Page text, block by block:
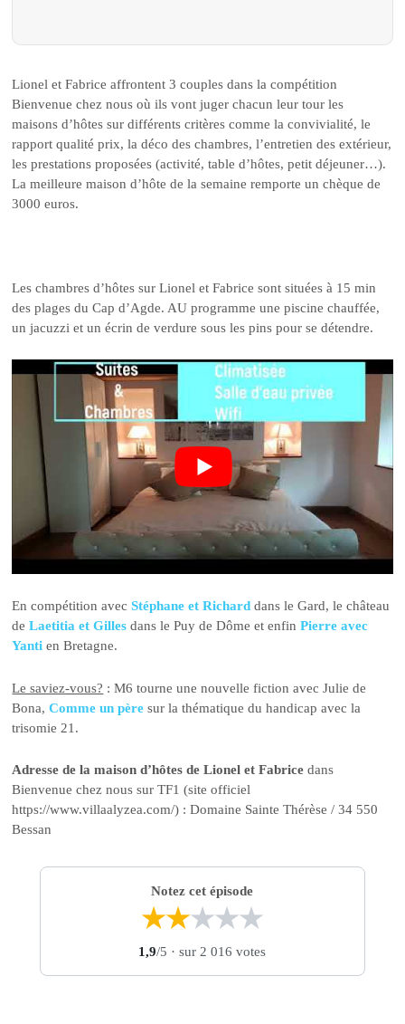
Lionel et Fabrice affrontent 3 couples dans la compétition
Bienvenue chez nous où ils vont juger chacun leur tour les
maisons d’hôtes sur différents critères comme la convivialité, le
rapport qualité prix, la déco des chambres, l’entretien des extérieur,
les prestations proposées (activité, table d’hôtes, petit déjeuner…).
La meilleure maison d’hôte de la semaine remporte un chèque de
3000 euros.
Les chambres d’hôtes sur Lionel et Fabrice sont situées à 15 min
des plages du Cap d’Agde. AU programme une piscine chauffée,
un jacuzzi et un écrin de verdure sous les pins pour se détendre.
En compétition avecStéphane et Richard dans le Gard, le château
deLaetitia et Gillesdans le Puy de Dôme et enfinPierre avec
Yanti en Bretagne.
Le saviez-vous? : M6 tourne une nouvelle fiction avec Julie de
Bona,Comme un père sur la thématique du handicap avec la
trisomie 21.
Adresse de la maison d’hôtes de Lionel et Fabricedans
Bienvenue chez nous sur TF1 (site officiel
https://www.villaalyzea.com/) : Domaine Sainte Thérèse / 34 550
Bessan
Notez cet épisode
★★★★★
1,9/5 · sur 2 016 votes